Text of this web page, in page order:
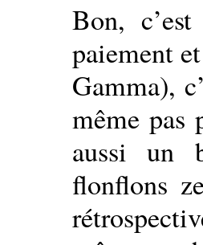
Bon,
paiement
Gamma),
même pas
aussi un
flonflons